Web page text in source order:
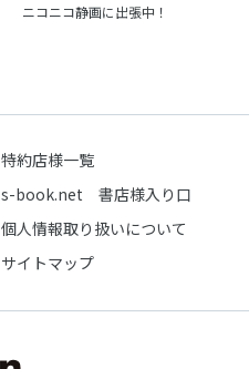
ニコニコ静画に出張中！
特約店様一覧
s-book.net 書店様入り口
個人情報取り扱いについて
サイトマップ